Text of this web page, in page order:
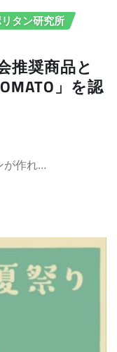
タン研究所
推奨商品と
」を認
が作れ…